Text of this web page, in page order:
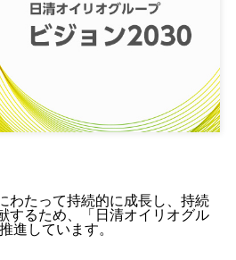
わたって持続的に成長し、持続
するため、「日清オイリオグル
進しています。